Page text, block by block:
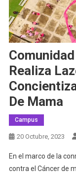
Realiza
De Mama
Campus
20 Octubre, 2023
En el marco de la
contra el Cáncer de